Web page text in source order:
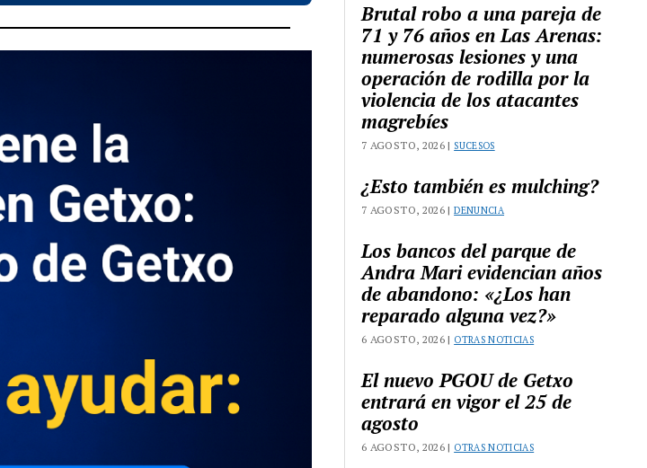
Brutal robo a una pareja de
71 y 76 años en Las Arenas:
numerosas lesiones y una
operación de rodilla por la
violencia de los atacantes
magrebíes
7 AGOSTO, 2026 | SUCESOS
¿Esto también es mulching?
7 AGOSTO, 2026 |DENUNCIA
Los bancos del parque de
Andra Mari evidencian años
de abandono: «¿Los han
reparado alguna vez?»
6 AGOSTO, 2026 | OTRAS NOTICIAS
El nuevo PGOU de Getxo
entrará en vigor el 25 de
agosto
6 AGOSTO, 2026 | OTRAS NOTICIAS